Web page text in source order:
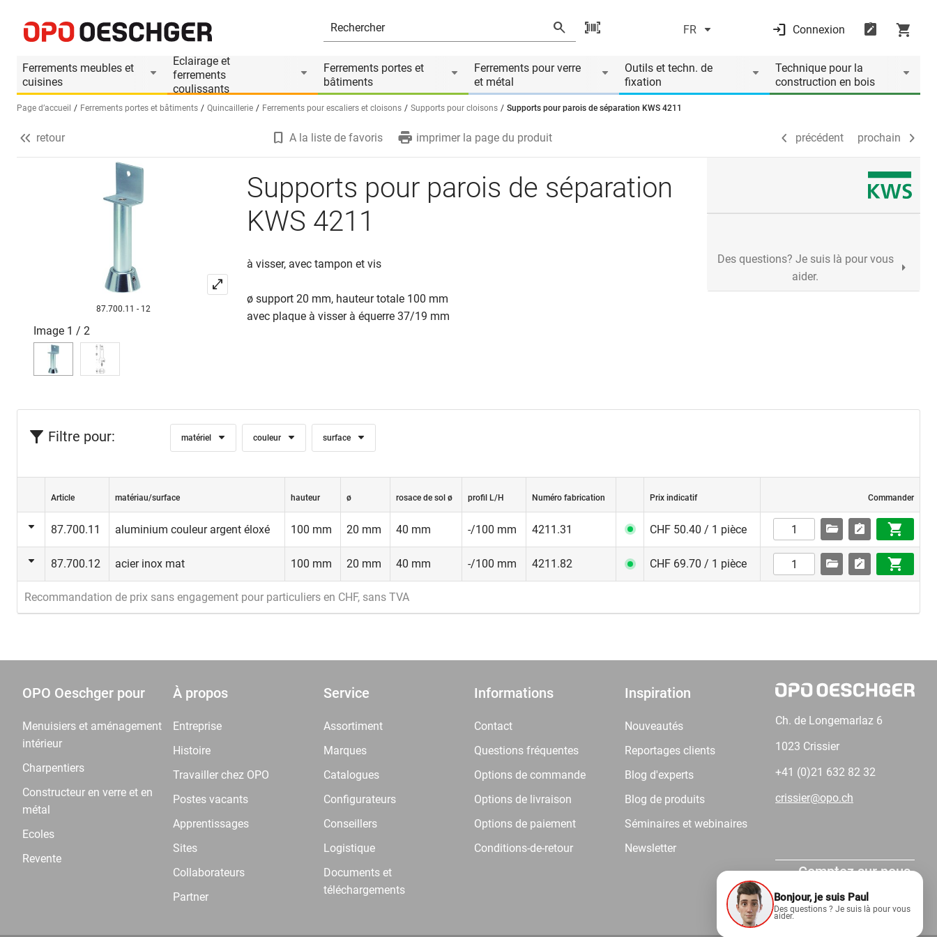
FR Connexion
Ferrements meubles et
cuisines
Eclairage et
ferrements
coulissants
Ferrements portes et
bâtiments
Ferrements pour verre
et métal
Outils et techn. de
fixation
Technique pour la
construction en bois
Sélectionnez une langue (FR)
Page d’accueil Ferrements portes et bâtiments Quincaillerie Ferrements pour escaliers et cloisons Supports pour cloisons Supports pour parois de séparation KWS 4211
Informations produit
précédent prochain
retour A la liste de favoris imprimer la page du produit précédent prochain
87.700.11 - 12
Image 1 / 2
Supports pour parois de séparation
KWS 4211
à visser, avec tampon et vis
ø support 20 mm, hauteur totale 100 mm
avec plaque à visser à équerre 37/19 mm
Des questions? Je suis là pour vous
aider.
Filtre pour: matériel couleur surface
Article matériau/surface hauteur ø rosace de sol ø profil L/H Numéro fabrication Prix indicatif Commander
87.700.11 aluminium couleur argent éloxé 100 mm 20 mm 40 mm -/100 mm 4211.31 CHF 50.40 / 1 pièce
87.700.12 acier inox mat 100 mm 20 mm 40 mm -/100 mm 4211.82 CHF 69.70 / 1 pièce
Recommandation de prix sans engagement pour particuliers en CHF, sans TVA
OPO Oeschger pour
Menuisiers et aménagement
intérieur
Charpentiers
Constructeur en verre et en
métal
Ecoles
Revente
À propos
Entreprise
Histoire
Travailler chez OPO
Postes vacants
Apprentissages
Sites
Collaborateurs
Partner
Service
Assortiment
Marques
Catalogues
Configurateurs
Conseillers
Logistique
Documents et
téléchargements
Informations
Contact
Questions fréquentes
Options de commande
Options de livraison
Options de paiement
Conditions-de-retour
Inspiration
Nouveautés
Reportages clients
Blog d'experts
Blog de produits
Séminaires et webinaires
Newsletter
Ch. de Longemarlaz 6
1023 Crissier
+41 (0)21 632 82 32
crissier@opo.ch
Comptez sur nous.
Bonjour, je suis Paul
Des questions ? Je suis là pour vous
aider.